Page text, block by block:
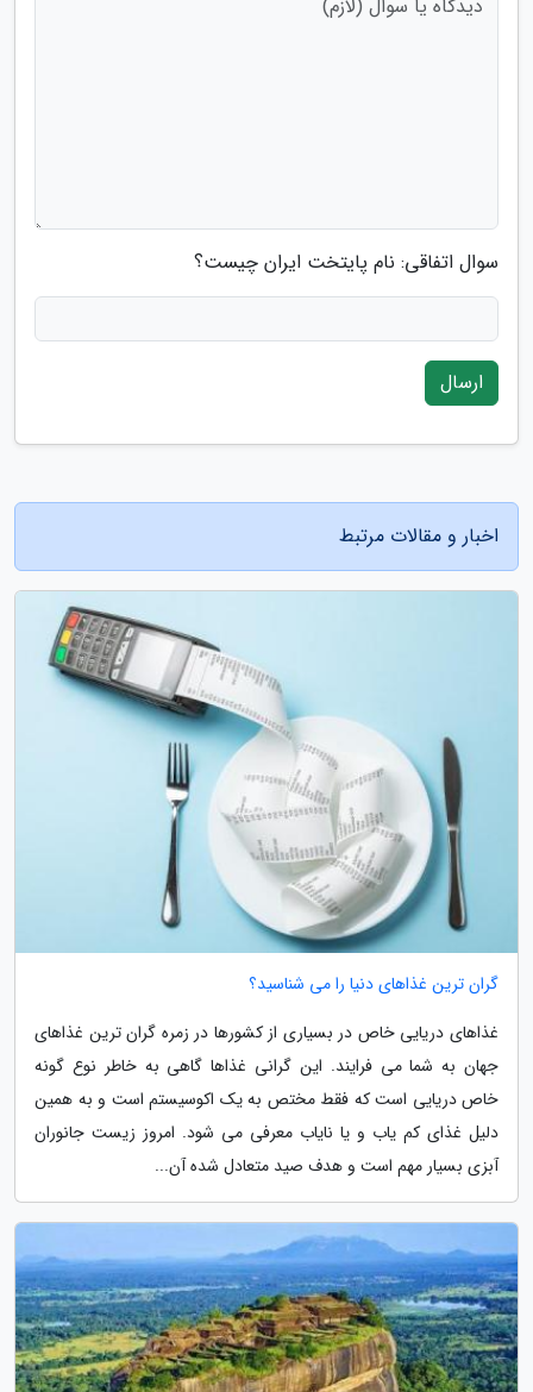
سوال اتفاقی: نام پایتخت ایران چیست؟
ارسال
اخبار و مقالات مرتبط
گران ترین غذاهای دنیا را می شناسید؟
غذاهای دریایی خاص در بسیاری از کشورها در زمره گران ترین غذاهای
جهان به شما می فرایند. این گرانی غذاها گاهی به خاطر نوع گونه
خاص دریایی است که فقط مختص به یک اکوسیستم است و به همین
دلیل غذای کم یاب و یا نایاب معرفی می شود. امروز زیست جانوران
آبزی بسیار مهم است و هدف صید متعادل شده آن...